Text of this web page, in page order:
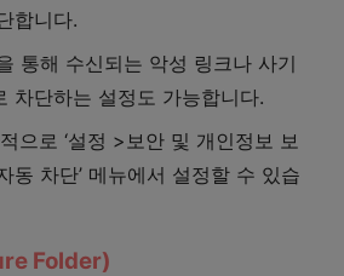
합니다.
통해 수신되는 악성 링크나 사기
차단하는 설정도 가능합니다.
으로 ‘설정 >보안 및 개인정보 보
동 차단’ 메뉴에서 설정할 수 있습
Folder)